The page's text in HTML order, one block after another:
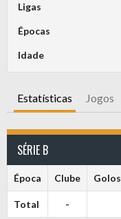
Ligas
Épocas
Idade
Estatísticas Jogos
SÉRIE B
Época Clube Golos
Total -